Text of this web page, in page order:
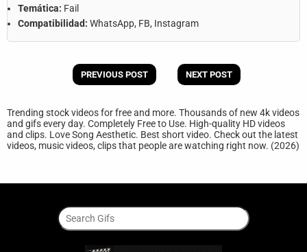
Temática: Fail
Compatibilidad: WhatsApp, FB, Instagram
PREVIOUS POST NEXT POST
Trending stock videos for free and more. Thousands of new 4k videos
and gifs every day. Completely Free to Use. High-quality HD videos
and clips. Love Song Aesthetic. Best short video. Check out the latest
videos, music videos, clips that people are watching right now. (2026)